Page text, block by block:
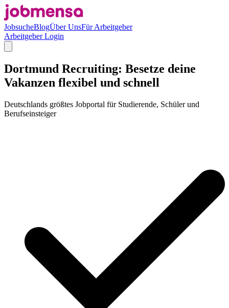
JobsucheBlogÜber UnsFür Arbeitgeber
Arbeitgeber Login
Dortmund Recruiting: Besetze deine
Vakanzen flexibel und schnell
Deutschlands größtes Jobportal für Studierende, Schüler und
Berufseinsteiger